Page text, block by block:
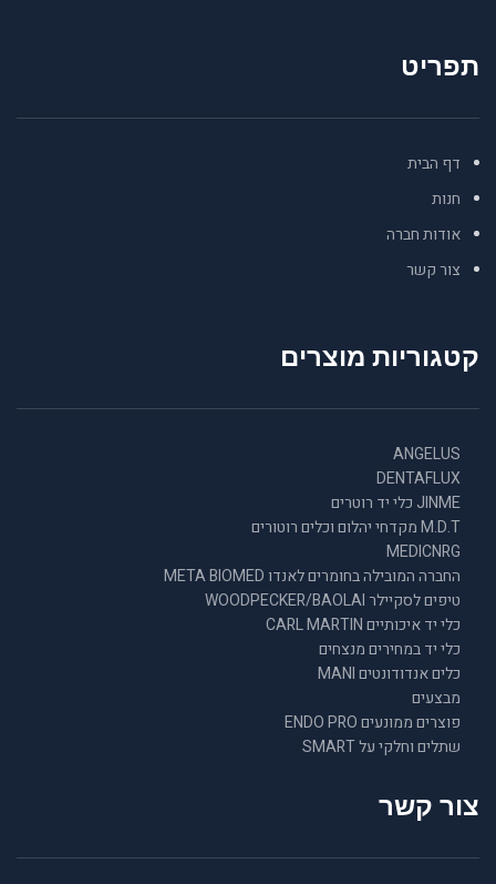
תפריט
דף הבית
חנות
אודות חברה
צור קשר
קטגוריות מוצרים
ANGELUS
DENTAFLUX
JINME כלי יד רוטרים
M.D.T מקדחי יהלום וכלים רוטורים
MEDICNRG
החברה המובילה בחומרים לאנדו META BIOMED
טיפים לסקיילר WOODPECKER/BAOLAI
כלי יד איכותיים CARL MARTIN
כלי יד במחירים מנצחים
כלים אנדודונטים MANI
מבצעים
פוצרים ממונעים ENDO PRO
שתלים וחלקי על SMART
צור קשר